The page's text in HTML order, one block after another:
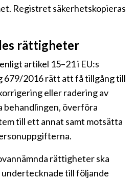
Registret säkerhetskopieras
rättigheter
artikel 15–21 i EU:s
679/2016 rätt att få tillgång till
eller radering av
behandlingen, överföra
till ett annat samt motsätta
rättigheter ska
till följande